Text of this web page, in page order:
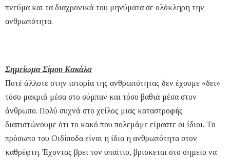
πνεύμα και τα διαχρονικά του μηνύματα σε ολόκληρη την
ανθρωπότητα.
Σημείωμα Σίμου Κακάλα
Ποτέ άλλοτε στην ιστορία της ανθρωπότητας δεν έχουμε «δει»
τόσο μακριά μέσα στο σύμπαν και τόσο βαθιά μέσα στον
άνθρωπο. Πολύ συχνά στο χείλος μιας καταστροφής
διαπιστώνουμε ότι το κακό που πολεμάμε είμαστε οι ίδιοι. Το
πρόσωπο του Οιδίποδα είναι η ίδια η ανθρωπότητα στον
καθρέφτη. Έχοντας βρει τον υπαίτιο, βρίσκεται στο σημείο να